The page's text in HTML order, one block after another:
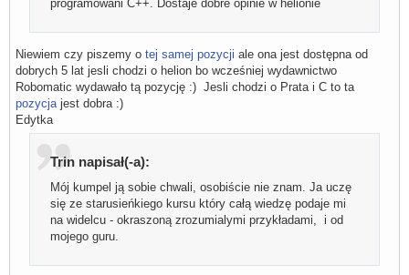
programowani C++. Dostaje dobre opinie w helionie
Niewiem czy piszemy o tej samej pozycji ale ona jest dostępna od
dobrych 5 lat jesli chodzi o helion bo wcześniej wydawnictwo
Robomatic wydawało tą pozycję :) Jesli chodzi o Prata i C to ta
pozycja jest dobra :)
Edytka
Trin napisał(-a):
Mój kumpel ją sobie chwali, osobiście nie znam. Ja uczę
się ze starusieńkiego kursu który całą wiedzę podaje mi
na widelcu - okraszoną zrozumialymi przykładami, i od
mojego guru.